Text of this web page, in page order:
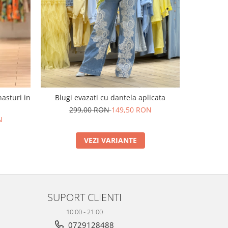
in
Blugi evazati cu dantela aplicata
299,00 RON149,50 RON
VEZI VARIANTE
SUPORT CLIENTI
10:00 - 21:00
0729128488